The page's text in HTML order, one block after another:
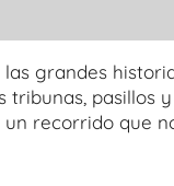
grandes
pasillos
recorrido que